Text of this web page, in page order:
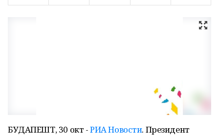
БУДАПЕШТ, 30 окт -РИА Новости. Президент